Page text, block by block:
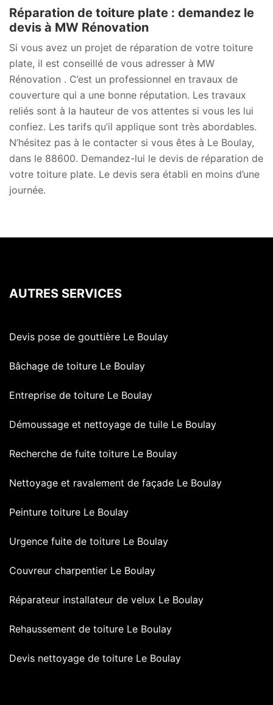
Réparation de toiture plate : demandez le
devis à MW Rénovation
Si vous avez un projet de réparation de votre toiture
plate, il est conseillé de vous adresser à MW
Rénovation . C’est un professionnel en travaux de
couverture qui a une bonne réputation. Les travaux
reliés sont à la hauteur de vos attentes si vous les lui
confiez. Les tarifs qu’il applique sont très abordables.
N’hésitez pas à le contacter si vous êtes à Le Boulay,
dans le 88600. Demandez-lui le devis de réparation de
votre toiture plate. Le devis sera établi en moins d’une
journée.
AUTRES SERVICES
Devis pose de gouttière Le Boulay
Bâchage de toiture Le Boulay
Entreprise de toiture Le Boulay
Démoussage et nettoyage de tuile Le Boulay
Recherche de fuite toiture Le Boulay
Nettoyage et ravalement de façade Le Boulay
Peinture toiture Le Boulay
Urgence fuite de toiture Le Boulay
Couvreur charpentier Le Boulay
Réparateur installateur de velux Le Boulay
Rehaussement de toiture Le Boulay
Devis nettoyage de toiture Le Boulay